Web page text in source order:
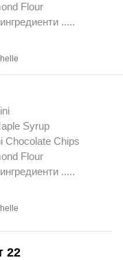
Flour
.....
Syrup
Chocolate Chips
Flour
.....
22